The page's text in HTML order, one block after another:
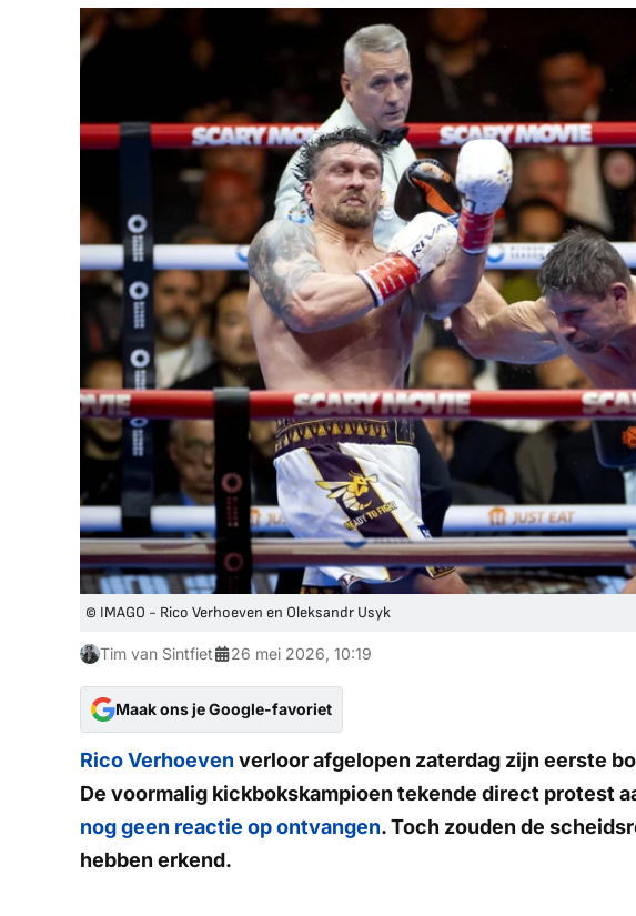
© IMAGO - Rico Verhoeven en Oleksandr Usyk
Tim van Sintfiet 26 mei 2026, 10:19
Maak ons je Google-favoriet
Rico Verhoeven verloor afgelopen zaterdag zijn eerste
De voormalig kickbokskampioen tekende direct protest
nog geen reactie op ontvangen. Toch zouden de
hebben erkend.